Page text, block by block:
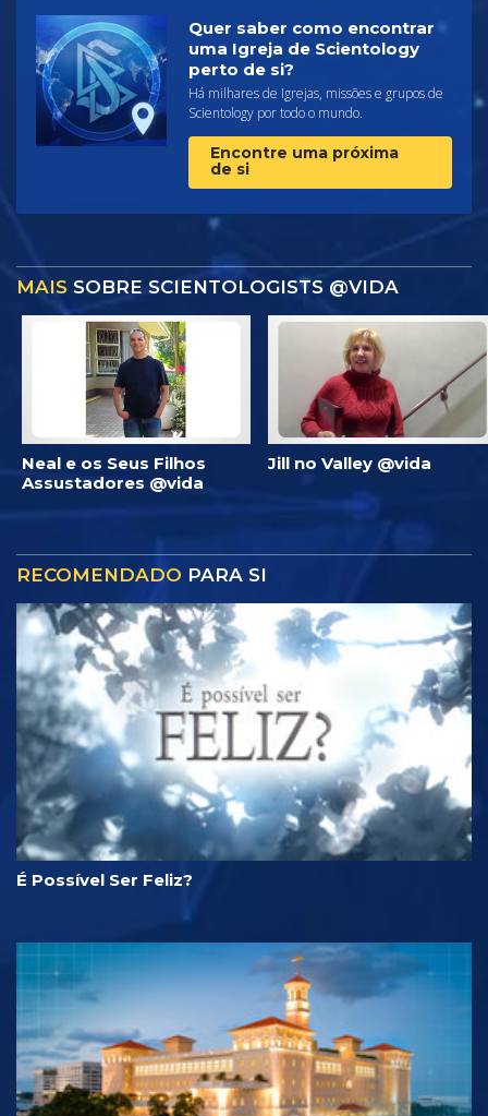
Quer saber como encontrar
uma Igreja de Scientology
perto de si?
Há milhares de Igrejas, missões e grupos de
Scientology por todo o mundo.
Encontre uma próxima
de si
MAIS SOBRE SCIENTOLOGISTS @VIDA
Neal e os Seus Filhos
Assustadores @vida
Jill no Valley @vida
RECOMENDADO PARA SI
É Possível Ser Feliz?